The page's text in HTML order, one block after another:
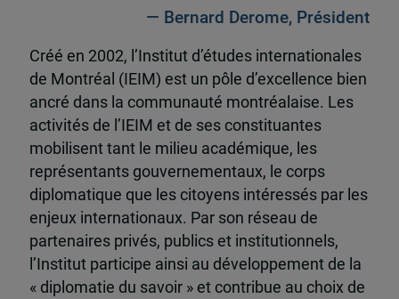
— Bernard Derome, Président
Créé en 2002, l’Institut d’études internationales
de Montréal (IEIM) est un pôle d’excellence bien
ancré dans la communauté montréalaise. Les
activités de l’IEIM et de ses constituantes
mobilisent tant le milieu académique, les
représentants gouvernementaux, le corps
diplomatique que les citoyens intéressés par les
enjeux internationaux. Par son réseau de
partenaires privés, publics et institutionnels,
l’Institut participe ainsi au développement de la
« diplomatie du savoir » et contribue au choix de